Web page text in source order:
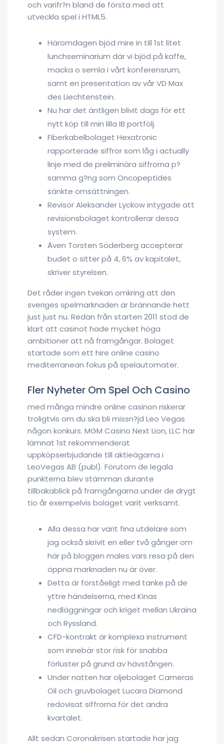
och varifr?n bland de första med att
utveckla spel i HTML5.
Häromdagen bjöd mire in till 1st litet
lunchseminarium där vi bjöd på kaffe,
macka o semla i vårt konferensrum,
samt en presentation av vår VD Max
des Liechtenstein.
Nu har det äntligen blivit dags för ett
nytt köp till min lilla IB portfölj.
Fiberkabelbolaget Hexatronic
rapporterade siffror som låg i actually
linje med de preliminära siffrorna p?
samma g?ng som Oncopeptides
sänkte omsättningen.
Revisor Aleksander Lyckow intygade att
revisionsbolaget kontrollerar dessa
system.
Även Torsten Söderberg accepterar
budet o sitter på 4, 6% av kapitalet,
skriver styrelsen.
Det råder ingen tvekan omkring att den
sveriges spelmarknaden är brännande hett
just just nu. Redan från starten 2011 stod de
klart att casinot hade mycket höga
ambitioner att nå framgångar. Bolaget
startade som ett hire online casino
mediterranean fokus på spelautomater.
Fler Nyheter Om Spel Och Casino
med många mindre online casinon riskerar
troligtvis om du ska bli missn?jd Leo Vegas
någon konkurs. MGM Casino Next Lion, LLC har
lämnat 1st rekommenderat
uppköpserbjudande till aktieägarna i
LeoVegas AB (publ). Förutom de legala
punkterna blev stämman durante
tillbakablick på framgångarna under de drygt
tio år exempelvis bolaget varit verksamt.
Alla dessa har varit fina utdelare som
jag också skrivit en eller två gånger om
här på bloggen males vars resa på den
öppna marknaden nu är över.
Detta är förståeligt med tanke på de
yttre händelserna, med Kinas
nedläggningar och kriget mellan Ukraina
och Ryssland.
CFD-kontrakt är komplexa instrument
som innebär stor risk för snabba
förluster på grund av hävstången.
Under natten har oljebolaget Cameras
Oil och gruvbolaget Lucara Diamond
redovisat siffrorna för det andra
kvartalet.
Allt sedan Coronakrisen startade har jag